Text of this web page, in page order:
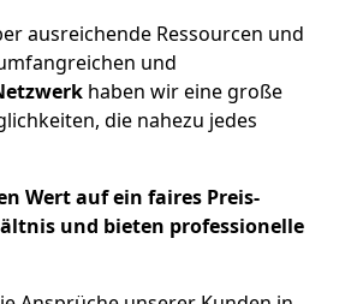
ausreichende Ressourcen und
und
haben wir eine große
die nahezu jedes
Wert auf ein faires Preis-
und bieten professionelle